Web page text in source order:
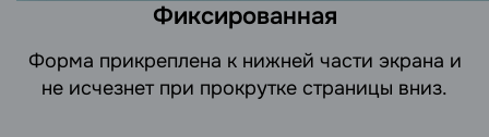
Фиксированная
Форма прикреплена к нижней части экрана и
не исчезнет при прокрутке страницы вниз.